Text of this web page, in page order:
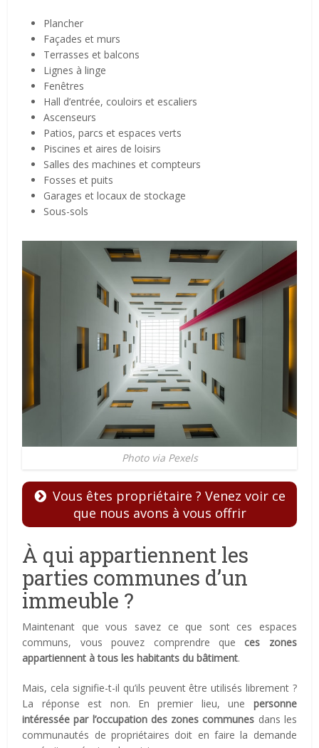
Plancher
Façades et murs
Terrasses et balcons
Lignes à linge
Fenêtres
Hall d’entrée, couloirs et escaliers
Ascenseurs
Patios, parcs et espaces verts
Piscines et aires de loisirs
Salles des machines et compteurs
Fosses et puits
Garages et locaux de stockage
Sous-sols
Photo via Pexels
Vous êtes propriétaire ? Venez voir ce
que nous avons à vous offrir
À qui appartiennent les
parties communes d’un
immeuble ?
Maintenant que vous savez ce que sont ces espaces
communs, vous pouvez comprendre que ces zones
appartiennent à tous les habitants du bâtiment.
Mais, cela signifie-t-il qu’ils peuvent être utilisés librement ?
La réponse est non. En premier lieu, une personne
intéressée par l’occupation des zones communes dans les
communautés de propriétaires doit en faire la demande